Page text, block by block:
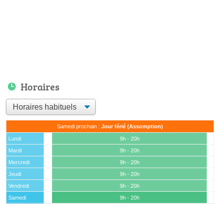
Horaires
Samedi prochain : Jour férié (Assomption)
Lundi
9h - 20h
Mardi
9h - 20h
Mercredi
9h - 20h
Jeudi
9h - 20h
Vendredi
9h - 20h
Samedi
9h - 20h